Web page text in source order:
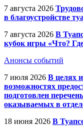
7 августа 2026
в благоустройстве
7 августа 2026 В
кубок игры «Что?
Анонсы событий
7 июля 2026 В целях
возможностях
подготовлен
оказываемых в
18 июня 2026 В